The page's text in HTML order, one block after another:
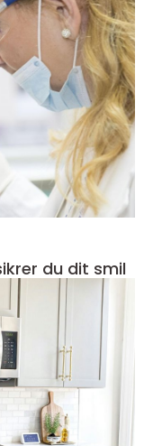
du dit smil